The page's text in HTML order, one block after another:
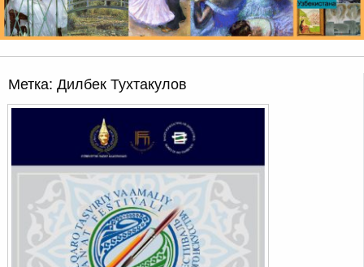
Метка: Дилбек Тухтакулов